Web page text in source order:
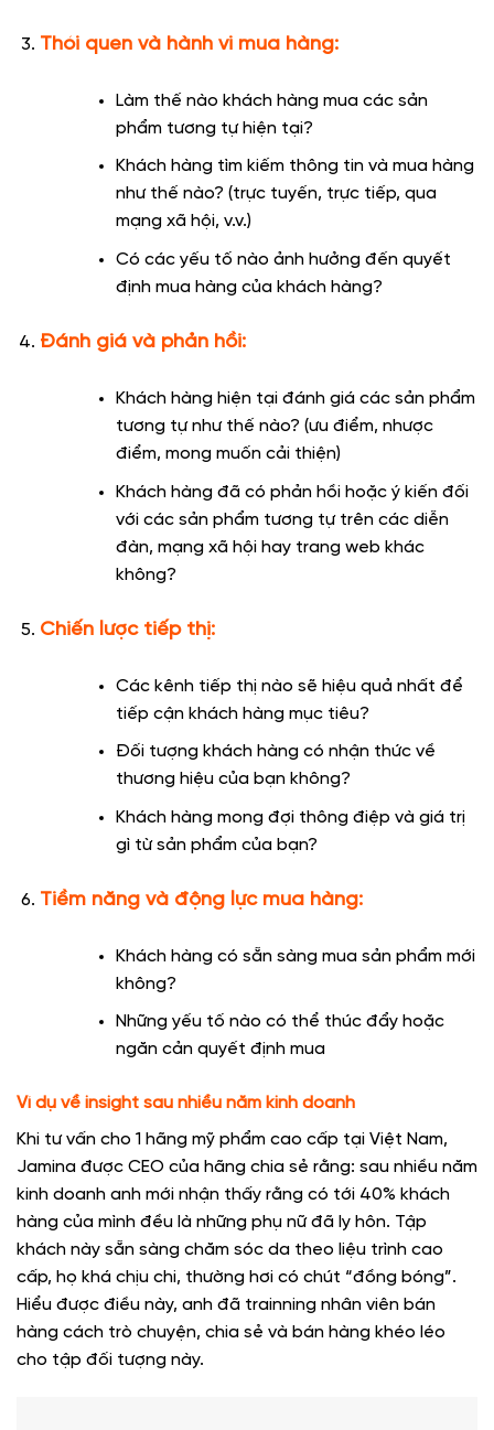
Thói quen và hành vi mua hàng:
Làm thế nào khách hàng mua các sản
phẩm tương tự hiện tại?
Khách hàng tìm kiếm thông tin và mua hàng
như thế nào? (trực tuyến, trực tiếp, qua
mạng xã hội, v.v.)
Có các yếu tố nào ảnh hưởng đến quyết
định mua hàng của khách hàng?
Đánh giá và phản hồi:
Khách hàng hiện tại đánh giá các sản phẩm
tương tự như thế nào? (ưu điểm, nhược
điểm, mong muốn cải thiện)
Khách hàng đã có phản hồi hoặc ý kiến ​​đối
với các sản phẩm tương tự trên các diễn
đàn, mạng xã hội hay trang web khác
không?
Chiến lược tiếp thị:
Các kênh tiếp thị nào sẽ hiệu quả nhất để
tiếp cận khách hàng mục tiêu?
Đối tượng khách hàng có nhận thức về
thương hiệu của bạn không?
Khách hàng mong đợi thông điệp và giá trị
gì từ sản phẩm của bạn?
Tiềm năng và động lực mua hàng:
Khách hàng có sẵn sàng mua sản phẩm mới
không?
Những yếu tố nào có thể thúc đẩy hoặc
ngăn cản quyết định mua
Ví dụ về insight sau nhiều năm kinh doanh
Khi tư vấn cho 1 hãng mỹ phẩm cao cấp tại Việt Nam,
Jamina được CEO của hãng chia sẻ rằng: sau nhiều năm
kinh doanh anh mới nhận thấy rằng có tới 40% khách
hàng của mình đều là những phụ nữ đã ly hôn. Tập
khách này sẵn sàng chăm sóc da theo liệu trình cao
cấp, họ khá chịu chi, thường hơi có chút “đồng bóng”.
Hiểu được điều này, anh đã trainning nhân viên bán
hàng cách trò chuyện, chia sẻ và bán hàng khéo léo
cho tập đối tượng này.